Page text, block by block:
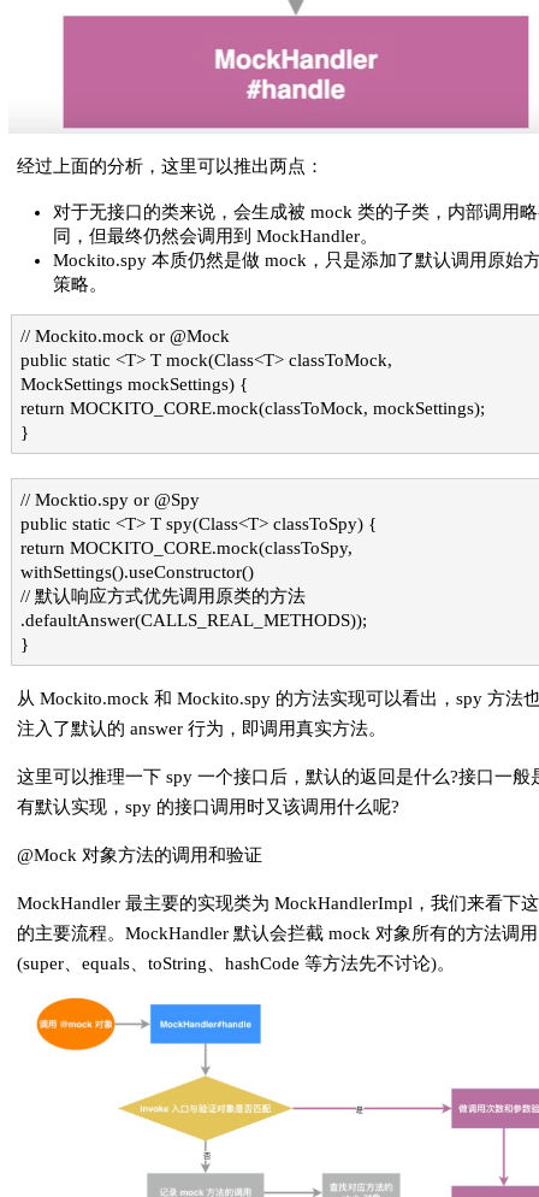
经过上面的分析，这里可以推出两点：
对于无接口的类来说，会生成被 mock 类的子类，内部调用
同，但最终仍然会调用到 MockHandler。
Mockito.spy 本质仍然是做 mock，只是添加了默认调用原始
策略。
// Mockito.mock or @Mock
public static <T> T mock(Class<T> classToMock,
MockSettings mockSettings) {
return MOCKITO_CORE.mock(classToMock, mockSettings);
}
// Mocktio.spy or @Spy
public static <T> T spy(Class<T> classToSpy) {
return MOCKITO_CORE.mock(classToSpy,
withSettings().useConstructor()
// 默认响应方式优先调用原类的方法
.defaultAnswer(CALLS_REAL_METHODS));
}
从 Mockito.mock 和 Mockito.spy 的方法实现可以看出，spy 方法
注入了默认的 answer 行为，即调用真实方法。
这里可以推理一下 spy 一个接口后，默认的返回是什么?接口一般
有默认实现，spy 的接口调用时又该调用什么呢?
@Mock 对象方法的调用和验证
MockHandler 最主要的实现类为 MockHandlerImpl，我们来看下
的主要流程。MockHandler 默认会拦截 mock 对象所有的方法调用
(super、equals、toString、hashCode 等方法先不讨论)。